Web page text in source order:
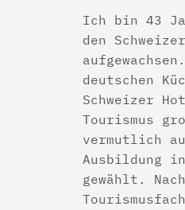
Ich bin 43
den
deutschen
Schweizer
Tourismus
vermutlich
Ausbildung
gewählt.